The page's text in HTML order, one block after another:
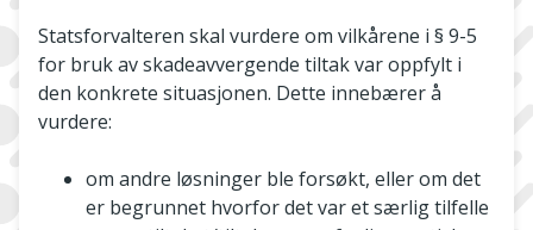
Statsforvalteren skal vurdere om vilkårene i § 9-5
for bruk av skadeavvergende tiltak var oppfylt i
den konkrete situasjonen. Dette innebærer å
vurdere:
om andre løsninger ble forsøkt, eller om det
er begrunnet hvorfor det var et særlig tilfelle